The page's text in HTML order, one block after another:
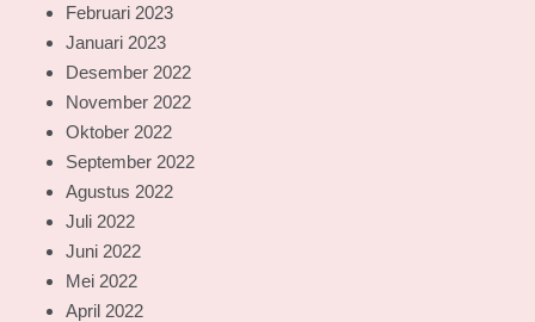
Februari 2023
Januari 2023
Desember 2022
November 2022
Oktober 2022
September 2022
Agustus 2022
Juli 2022
Juni 2022
Mei 2022
April 2022